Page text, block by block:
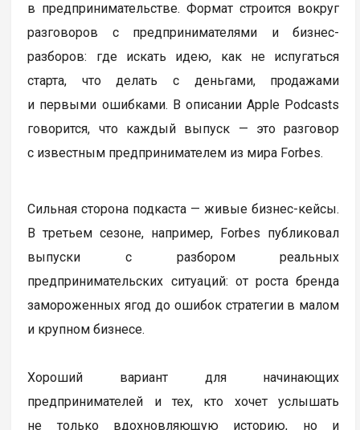
в предпринимательстве. Формат строится вокруг
разговоров с предпринимателями и бизнес-
разборов: где искать идею, как не испугаться
старта, что делать с деньгами, продажами
и первыми ошибками. В описании Apple Podcasts
говорится, что каждый выпуск — это разговор
с известным предпринимателем из мира Forbes.
Сильная сторона подкаста — живые бизнес-кейсы.
В третьем сезоне, например, Forbes публиковал
выпуски с разбором реальных
предпринимательских ситуаций: от роста бренда
замороженных ягод до ошибок стратегии в малом
и крупном бизнесе.
Хороший вариант для начинающих
предпринимателей и тех, кто хочет услышать
не только вдохновляющую историю, но и